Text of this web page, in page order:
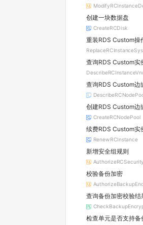
创建一块数据盘
CreateRCDisk
重装RDS Custom操
查询RDS Custom实
查询RDS Custom边
创建RDS Custom边
CreateRCNodePool
续费RDS Custom实
RenewRCInstance
新增安全组规则
校验备份加密
查询备份加密校验结
检查单元是否支持备